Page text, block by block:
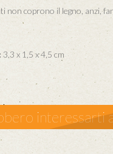
non coprono il legno, anzi,
3,3 x 1,5 x 4,5 cm
interessarti